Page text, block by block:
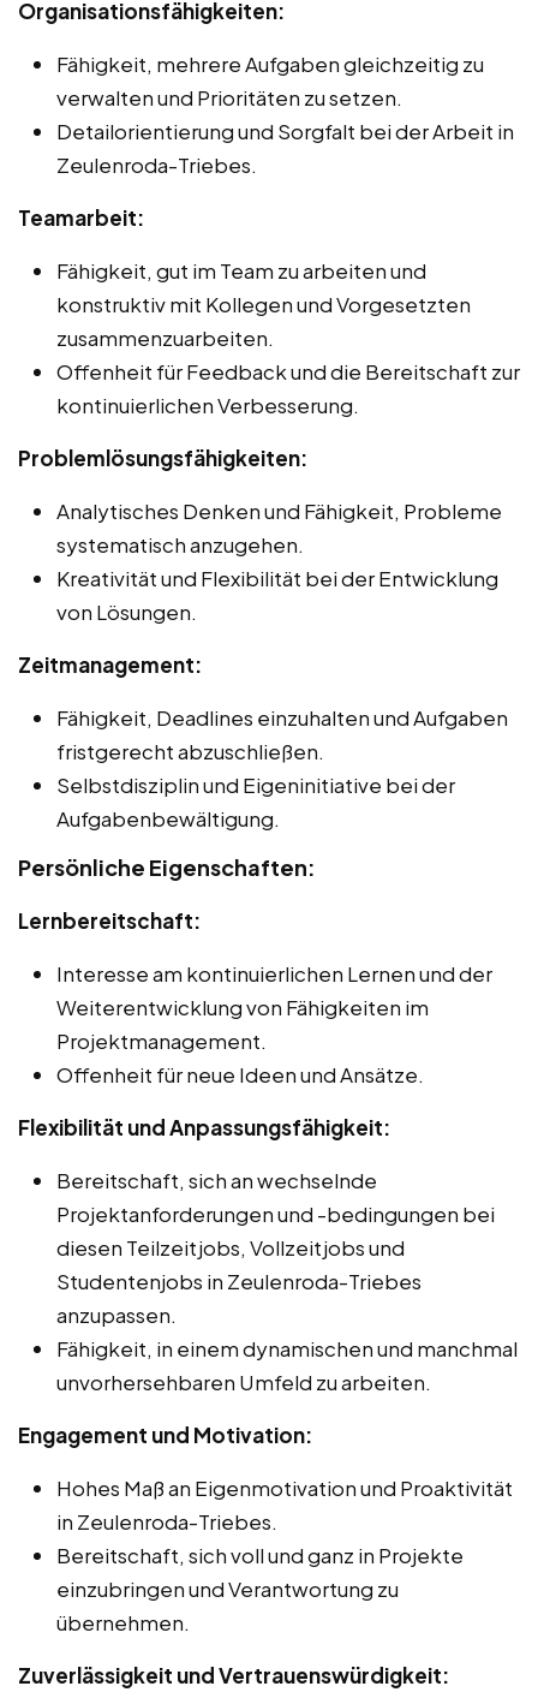
Organisationsfähigkeiten:
Fähigkeit, mehrere Aufgaben gleichzeitig zu
verwalten und Prioritäten zu setzen.
Detailorientierung und Sorgfalt bei der Arbeit in
Zeulenroda-Triebes.
Teamarbeit:
Fähigkeit, gut im Team zu arbeiten und
konstruktiv mit Kollegen und Vorgesetzten
zusammenzuarbeiten.
Offenheit für Feedback und die Bereitschaft zur
kontinuierlichen Verbesserung.
Problemlösungsfähigkeiten:
Analytisches Denken und Fähigkeit, Probleme
systematisch anzugehen.
Kreativität und Flexibilität bei der Entwicklung
von Lösungen.
Zeitmanagement:
Fähigkeit, Deadlines einzuhalten und Aufgaben
fristgerecht abzuschließen.
Selbstdisziplin und Eigeninitiative bei der
Aufgabenbewältigung.
Persönliche Eigenschaften:
Lernbereitschaft:
Interesse am kontinuierlichen Lernen und der
Weiterentwicklung von Fähigkeiten im
Projektmanagement.
Offenheit für neue Ideen und Ansätze.
Flexibilität und Anpassungsfähigkeit:
Bereitschaft, sich an wechselnde
Projektanforderungen und -bedingungen bei
diesen Teilzeitjobs, Vollzeitjobs und
Studentenjobs in Zeulenroda-Triebes
anzupassen.
Fähigkeit, in einem dynamischen und manchmal
unvorhersehbaren Umfeld zu arbeiten.
Engagement und Motivation:
Hohes Maß an Eigenmotivation und Proaktivität
in Zeulenroda-Triebes.
Bereitschaft, sich voll und ganz in Projekte
einzubringen und Verantwortung zu
übernehmen.
Zuverlässigkeit und Vertrauenswürdigkeit: